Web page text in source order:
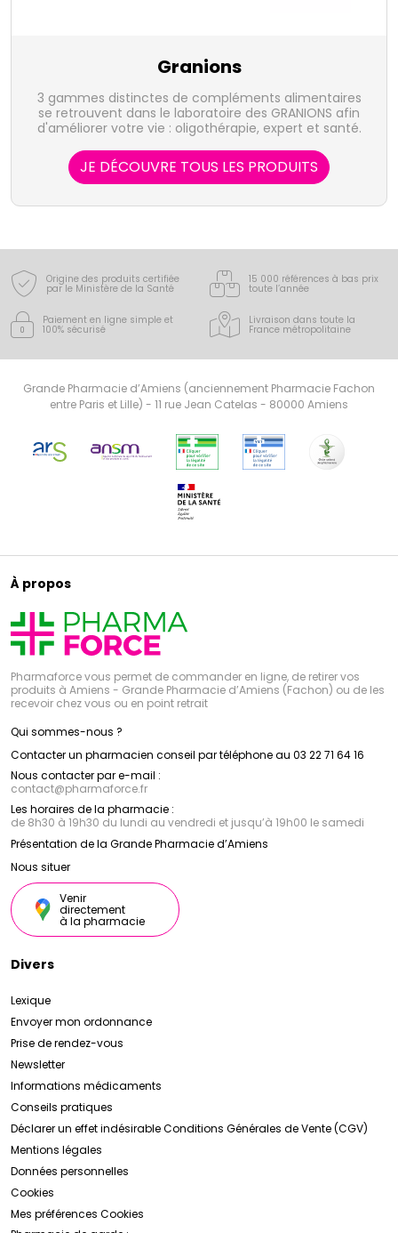
Granions
3 gammes distinctes de compléments alimentaires
se retrouvent dans le laboratoire des GRANIONS afin
d'améliorer votre vie : oligothérapie, expert et santé.
JE DÉCOUVRE TOUS LES PRODUITS
Origine des produits certifiée
par le Ministère de la Santé
15 000 références à bas prix
toute l’année
Paiement en ligne simple et
100% sécurisé
Livraison dans toute la
France métropolitaine
Grande Pharmacie d’Amiens (anciennement Pharmacie Fachon
entre Paris et Lille) - 11 rue Jean Catelas - 80000 Amiens
À propos
Pharmaforce vous permet de commander en ligne, de retirer vos
produits à Amiens - Grande Pharmacie d’Amiens (Fachon) ou de les
recevoir chez vous ou en point retrait
Qui sommes-nous ?
Contacter un pharmacien conseil par téléphone au 03 22 71 64 16
Nous contacter par e-mail :
contact@pharmaforce.fr
Les horaires de la pharmacie :
de 8h30 à 19h30 du lundi au vendredi et jusqu’à 19h00 le samedi
Présentation de la Grande Pharmacie d’Amiens
Nous situer
Venir
directement
à la pharmacie
Divers
Lexique
Envoyer mon ordonnance
Prise de rendez-vous
Newsletter
Informations médicaments
Conseils pratiques
Déclarer un effet indésirableConditions Générales de Vente (CGV)
Mentions légales
Données personnelles
Cookies
Mes préférences Cookies